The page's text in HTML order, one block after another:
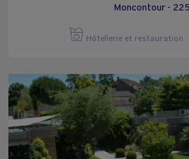
Moncontour -
Hôtellerie et restauration